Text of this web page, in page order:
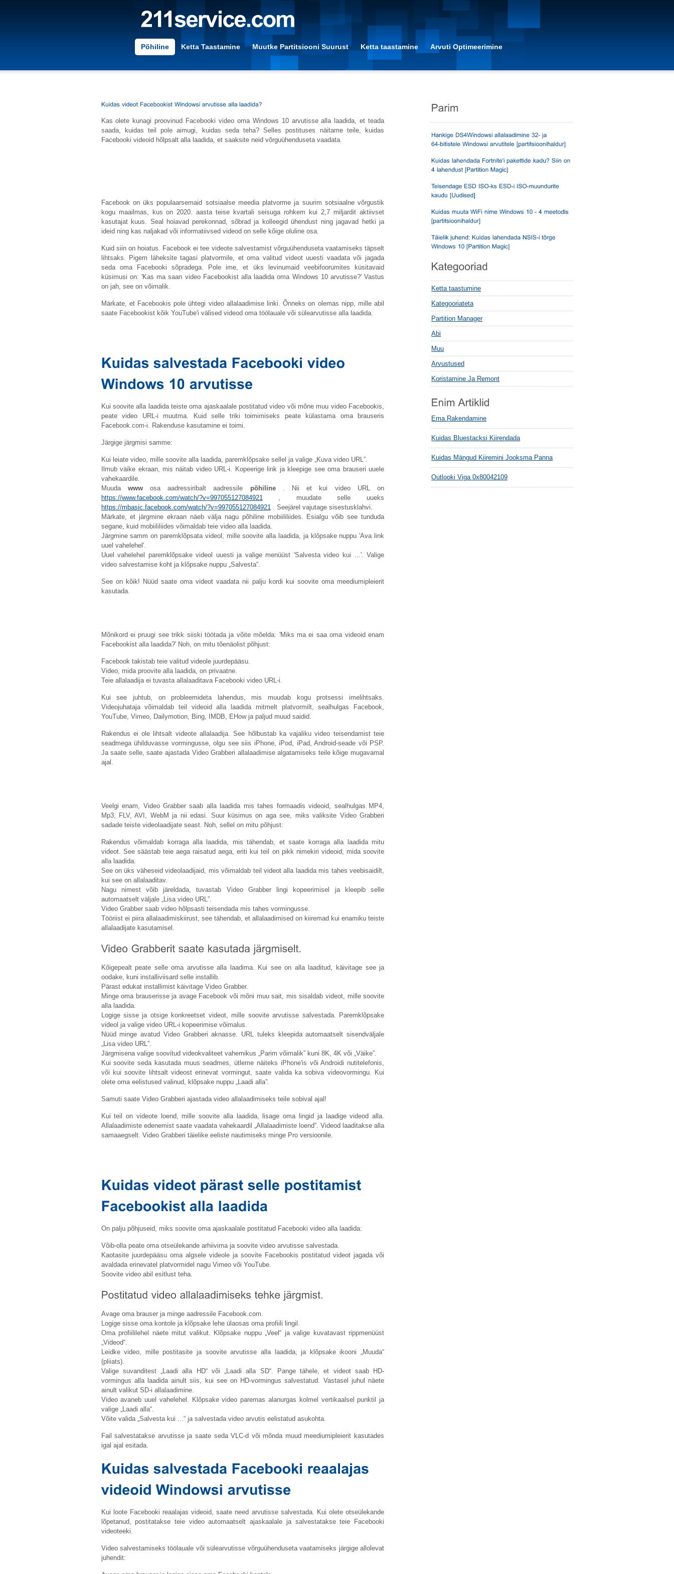
Põhiline Ketta Taastamine Muutke Partitsiooni Suurust Ketta taastamine Arvuti Optimeerimine
Kas olete kunagi proovinud Facebooki video oma Windows 10 arvutisse alla laadida, et teada
saada, kuidas teil pole aimugi, kuidas seda teha? Selles postituses näitame teile, kuidas
Facebooki videoid hõlpsalt alla laadida, et saaksite neid võrguühenduseta vaadata.
Facebook on üks populaarsemaid sotsiaalse meedia platvorme ja suurim sotsiaalne võrgustik
kogu maailmas, kus on 2020. aasta teise kvartali seisuga rohkem kui 2,7 miljardit aktiivset
kasutajat kuus. Seal hoiavad perekonnad, sõbrad ja kolleegid ühendust ning jagavad hetki ja
ideid ning kas naljakad või informatiivsed videod on selle kõige oluline osa.
Kuid siin on hoiatus. Facebook ei tee videote salvestamist võrguühenduseta vaatamiseks täpselt
lihtsaks. Pigem läheksite tagasi platvormile, et oma valitud videot uuesti vaadata või jagada
seda oma Facebooki sõpradega. Pole ime, et üks levinumaid veebifoorumites küsitavaid
küsimusi on: 'Kas ma saan video Facebookist alla laadida oma Windows 10 arvutisse?' Vastus
on jah, see on võimalik.
Märkate, et Facebookis pole ühtegi video allalaadimise linki. Õnneks on olemas nipp, mille abil
saate Facebookist kõik YouTube'i välised videod oma töölauale või sülearvutisse alla laadida.
Kui soovite alla laadida teiste oma ajaskaalale postitatud video või mõne muu video Facebookis,
peate video URL-i muutma. Kuid selle triki toimimiseks peate külastama oma brauseris
Facebook.com-i. Rakenduse kasutamine ei toimi.
Järgige järgmisi samme:
Kui leiate video, mille soovite alla laadida, paremklõpsake sellel ja valige „Kuva video URL”.
Ilmub väike ekraan, mis näitab video URL-i. Kopeerige link ja kleepige see oma brauseri uuele
vahekaardile.
Muuda wwwosa aadressiribalt aadressile põhiline. Nii et kui video URL on
https://www.facebook.com/watch/?v=997055127084921, muudate selle uueks
https://mbasic.facebook.com/watch/?v=997055127084921. Seejärel vajutage sisestusklahvi.
Märkate, et järgmine ekraan näeb välja nagu põhiline mobiililiides. Esialgu võib see tunduda
segane, kuid mobiililiides võimaldab teie video alla laadida.
Järgmine samm on paremklõpsata videol, mille soovite alla laadida, ja klõpsake nuppu 'Ava link
uuel vahelehel'.
Uuel vahelehel paremklõpsake videol uuesti ja valige menüüst 'Salvesta video kui ...'. Valige
video salvestamise koht ja klõpsake nuppu „Salvesta“.
See on kõik! Nüüd saate oma videot vaadata nii palju kordi kui soovite oma meediumipleierit
kasutada.
Mõnikord ei pruugi see trikk siiski töötada ja võite mõelda: 'Miks ma ei saa oma videoid enam
Facebookist alla laadida?' Noh, on mitu tõenäolist põhjust:
Facebook takistab teie valitud videole juurdepääsu.
Video, mida proovite alla laadida, on privaatne.
Teie allalaadija ei tuvasta allalaaditava Facebooki video URL-i.
Kui see juhtub, on probleemideta lahendus, mis muudab kogu protsessi imelihtsaks.
Videojuhataja võimaldab teil videoid alla laadida mitmelt platvormilt, sealhulgas Facebook,
YouTube, Vimeo, Dailymotion, Bing, IMDB, EHow ja paljud muud saidid.
Rakendus ei ole lihtsalt videote allalaadija. See hõlbustab ka vajaliku video teisendamist teie
seadmega ühilduvasse vormingusse, olgu see siis iPhone, iPod, iPad, Android-seade või PSP.
Ja saate selle, saate ajastada Video Grabberi allalaadimise algatamiseks teile kõige mugavamal
ajal.
Veelgi enam, Video Grabber saab alla laadida mis tahes formaadis videoid, sealhulgas MP4,
Mp3, FLV, AVI, WebM ja nii edasi. Suur küsimus on aga see, miks valiksite Video Grabberi
sadade teiste videolaadijate seast. Noh, sellel on mitu põhjust:
Rakendus võimaldab korraga alla laadida, mis tähendab, et saate korraga alla laadida mitu
videot. See säästab teie aega raisatud aega, eriti kui teil on pikk nimekiri videoid, mida soovite
alla laadida.
See on üks väheseid videolaadijaid, mis võimaldab teil videot alla laadida mis tahes veebisaidilt,
kui see on allalaaditav.
Nagu nimest võib järeldada, tuvastab Video Grabber lingi kopeerimisel ja kleepib selle
automaatselt väljale „Lisa video URL”.
Video Grabber saab video hõlpsasti teisendada mis tahes vormingusse.
Tööriist ei piira allalaadimiskiirust, see tähendab, et allalaadimised on kiiremad kui enamiku teiste
allalaadijate kasutamisel.
Kõigepealt peate selle oma arvutisse alla laadima. Kui see on alla laaditud, käivitage see ja
oodake, kuni installiviisard selle installib.
Pärast edukat installimist käivitage Video Grabber.
Minge oma brauserisse ja avage Facebook või mõni muu sait, mis sisaldab videot, mille soovite
alla laadida.
Logige sisse ja otsige konkreetset videot, mille soovite arvutisse salvestada. Paremklõpsake
videol ja valige video URL-i kopeerimise võimalus.
Nüüd minge avatud Video Grabberi aknasse. URL tuleks kleepida automaatselt sisendväljale
„Lisa video URL”.
Järgmisena valige soovitud videokvaliteet vahemikus „Parim võimalik” kuni 8K, 4K või „Väike”.
Kui soovite seda kasutada muus seadmes, ütleme näiteks iPhone'is või Androidi nutitelefonis,
või kui soovite lihtsalt videost erinevat vormingut, saate valida ka sobiva videovormingu. Kui
olete oma eelistused valinud, klõpsake nuppu „Laadi alla”.
Samuti saate Video Grabberi ajastada video allalaadimiseks teile sobival ajal!
Kui teil on videote loend, mille soovite alla laadida, lisage oma lingid ja laadige videod alla.
Allalaadimiste edenemist saate vaadata vahekaardil „Allalaadimiste loend”. Videod laaditakse alla
samaaegselt. Video Grabberi täielike eeliste nautimiseks minge Pro versioonile.
On palju põhjuseid, miks soovite oma ajaskaalale postitatud Facebooki video alla laadida:
Võib-olla peate oma otseülekande arhiivima ja soovite video arvutisse salvestada.
Kaotasite juurdepääsu oma algsele videole ja soovite Facebookis postitatud videot jagada või
avaldada erinevatel platvormidel nagu Vimeo või YouTube.
Soovite video abil esitlust teha.
Avage oma brauser ja minge aadressile Facebook.com.
Logige sisse oma kontole ja klõpsake lehe ülaosas oma profiili lingil.
Oma profiililehel näete mitut valikut. Klõpsake nuppu „Veel“ ja valige kuvatavast rippmenüüst
„Videod“.
Leidke video, mille postitasite ja soovite arvutisse alla laadida, ja klõpsake ikooni „Muuda“
(pliiats).
Valige suvanditest „Laadi alla HD“ või „Laadi alla SD“. Pange tähele, et videot saab HD-
vormingus alla laadida ainult siis, kui see on HD-vormingus salvestatud. Vastasel juhul näete
ainult valikut SD-i allalaadimine.
Video avaneb uuel vahelehel. Klõpsake video paremas alanurgas kolmel vertikaalsel punktil ja
valige „Laadi alla“.
Võite valida „Salvesta kui ...“ ja salvestada video arvutis eelistatud asukohta.
Fail salvestatakse arvutisse ja saate seda VLC-d või mõnda muud meediumipleierit kasutades
igal ajal esitada.
Kui loote Facebooki reaalajas videoid, saate need arvutisse salvestada. Kui olete otseülekande
lõpetanud, postitatakse teie video automaatselt ajaskaalale ja salvestatakse teie Facebooki
videoteeki.
Video salvestamiseks töölauale või sülearvutisse võrguühenduseta vaatamiseks järgige allolevat
juhendit:
Ketta taastumine
Kategooriateta
Partition Manager
Abi
Muu
Arvustused
Koristamine Ja Remont
Ema.rakendamine
Kuidas Bluestacksi Kiirendada
Kuidas Mängud Kiiremini Jooksma Panna
Outlooki Viga 0x80042109